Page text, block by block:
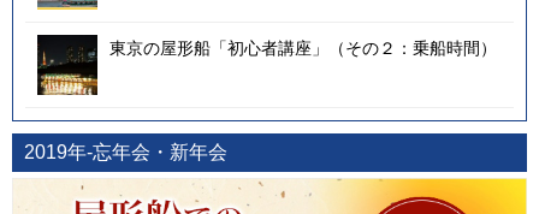
東京の屋形船「初心者講座」（その２：乗船時間）
2019年-忘年会・新年会